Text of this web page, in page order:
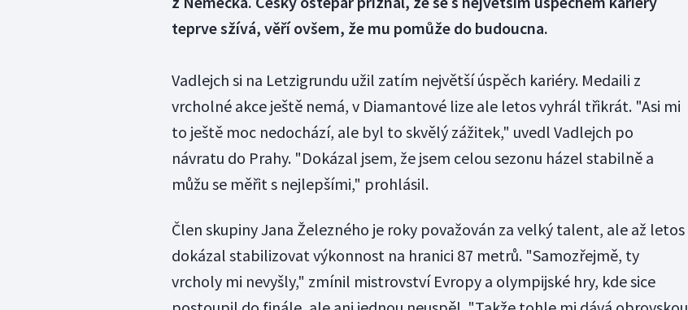
teprve sžívá, věří ovšem, že mu pomůže do budoucna.
Vadlejch si na Letzigrundu užil zatím největší úspěch kariéry. Medaili z
vrcholné akce ještě nemá, v Diamantové lize ale letos vyhrál třikrát. "Asi mi
to ještě moc nedochází, ale byl to skvělý zážitek," uvedl Vadlejch po
návratu do Prahy. "Dokázal jsem, že jsem celou sezonu házel stabilně a
můžu se měřit s nejlepšími," prohlásil.
Člen skupiny Jana Železného je roky považován za velký talent, ale až letos
dokázal stabilizovat výkonnost na hranici 87 metrů. "Samozřejmě, ty
vrcholy mi nevyšly," zmínil mistrovství Evropy a olympijské hry, kde sice